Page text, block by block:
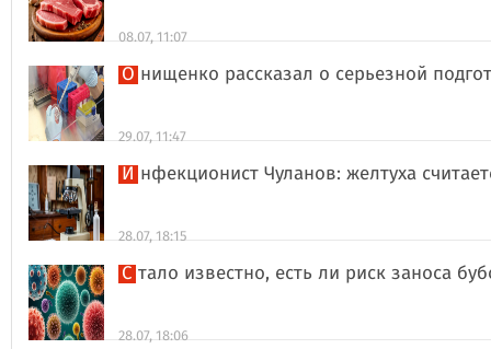
08.07, 11:07
Онищенко рассказал о серьезной
29.07, 11:47
Инфекционист Чуланов: желтуха
28.07, 18:15
Стало известно, есть ли риск заноса
28.07, 18:06